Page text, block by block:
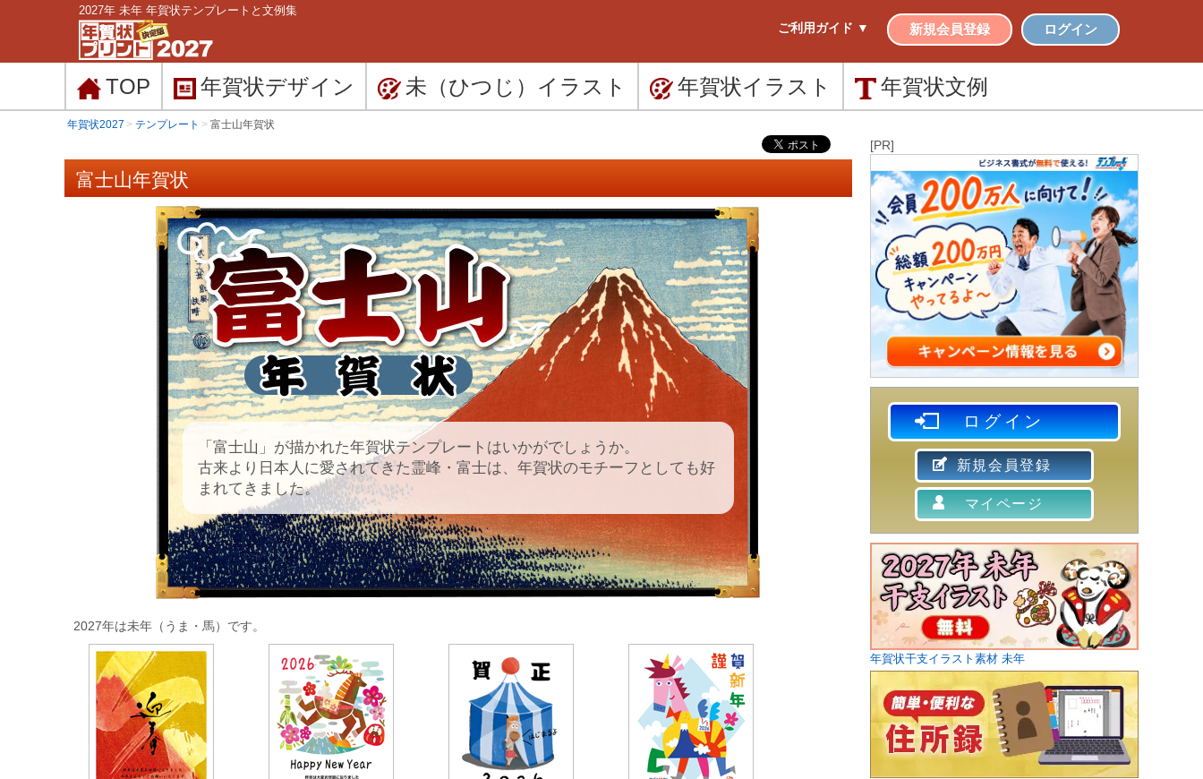
2027年 未年 年賀状テンプレートと文例集
ご利用ガイド ▼ 新規会員登録 ログイン
TOP 年賀状デザイン 未（ひつじ） イラスト 年賀状イラスト 年賀状文例
年賀状2027 テンプレート 富士山年賀状
富士山年賀状
「富士山」が描かれた年賀状テンプレートはいかがでしょうか。
古来より日本人に愛されてきた霊峰・富士は、年賀状のモチーフとしても好
まれてきました。
2027年は未年（うま・馬）です。
[PR]
ログイン
新規会員登録
マイページ
年賀状干支イラスト素材 未年